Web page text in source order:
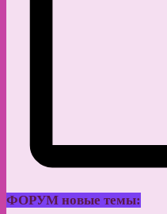
ФОРУМ новые темы: